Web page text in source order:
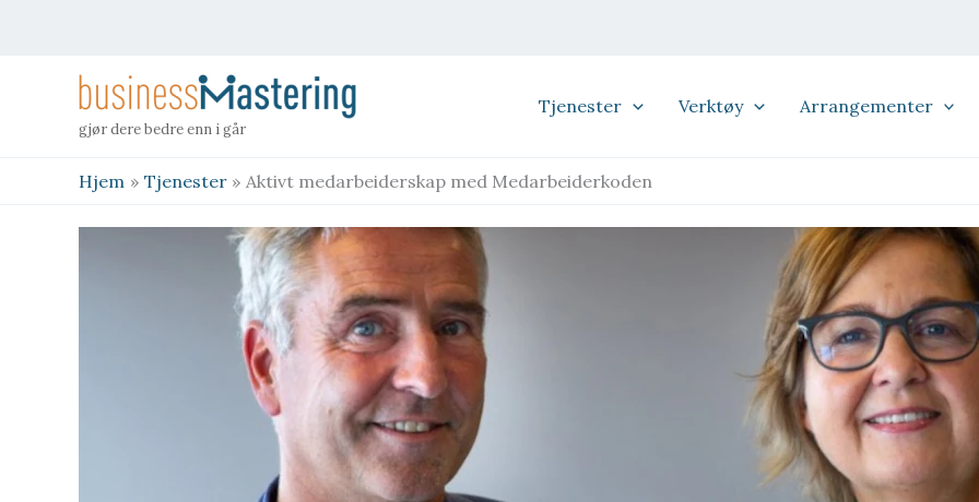
gjør dere bedre enn i går
Tjenester Verktøy Arrangementer
Hjem Tjenester Aktivt medarbeiderskap med Medarbeiderkoden